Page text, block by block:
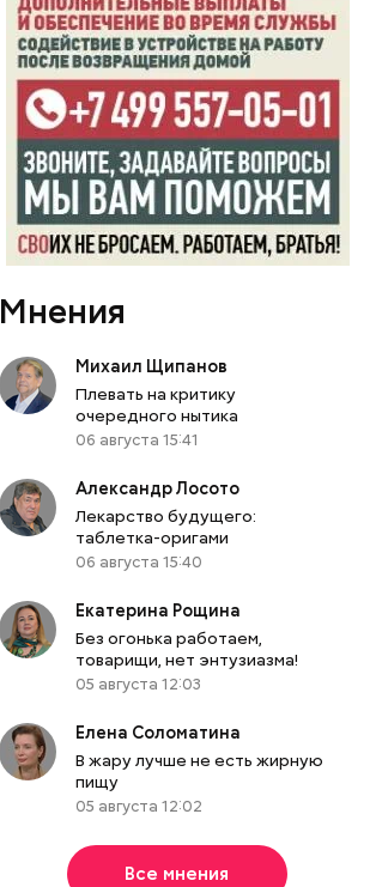
Мнения
Михаил Щипанов
Плевать на критику
очередного нытика
06 августа 15:41
Александр Лосото
Лекарство будущего:
таблетка-оригами
06 августа 15:40
Екатерина Рощина
Без огонька работаем,
товарищи, нет энтузиазма!
05 августа 12:03
Елена Соломатина
В жару лучше не есть жирную
пищу
05 августа 12:02
Все мнения